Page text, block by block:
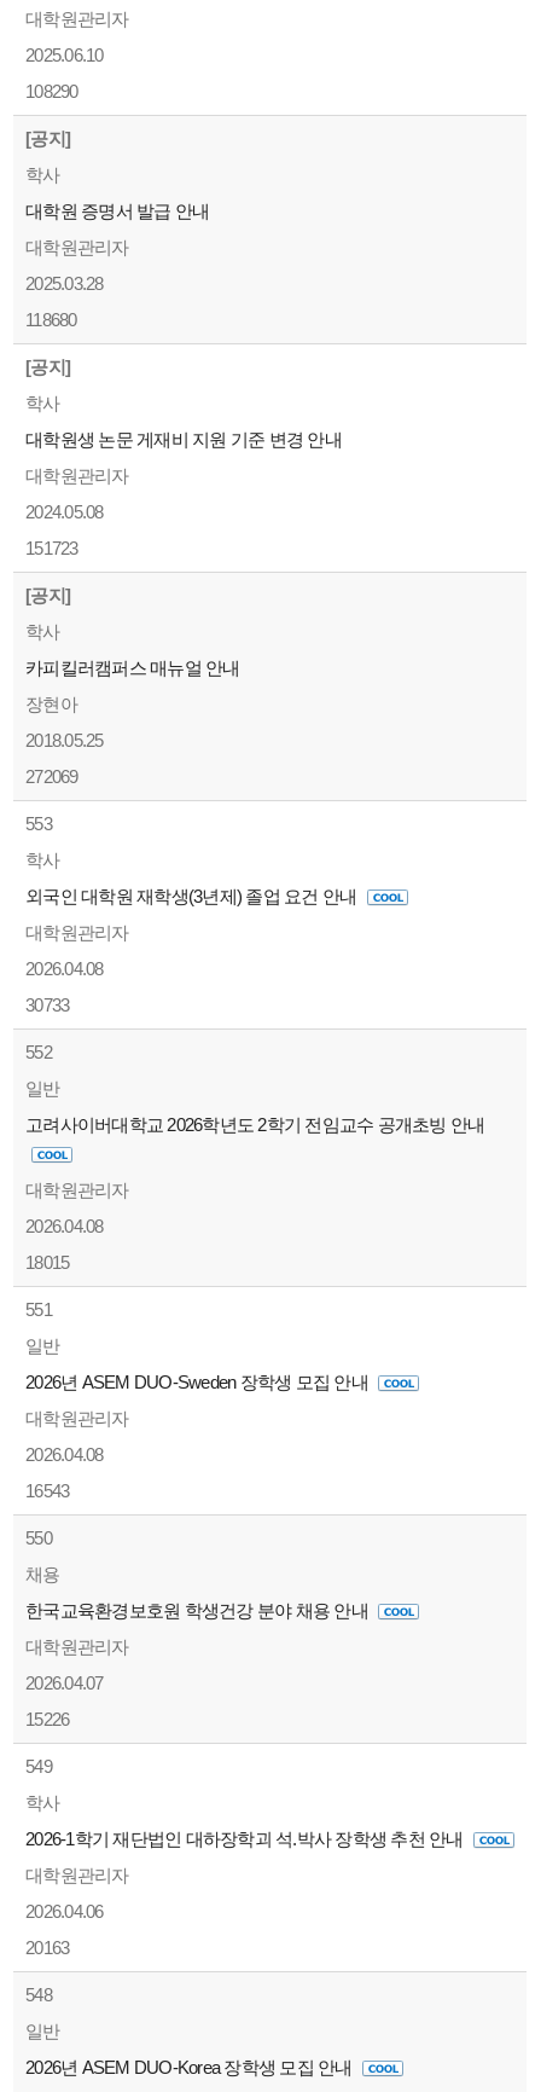
대학원관리자
2025.06.10
108290
[공지]
학사
대학원 증명서 발급 안내
대학원관리자
2025.03.28
118680
[공지]
학사
대학원생 논문 게재비 지원 기준 변경 안내
대학원관리자
2024.05.08
151723
[공지]
학사
카피킬러캠퍼스 매뉴얼 안내
장현아
2018.05.25
272069
553
학사
외국인 대학원 재학생(3년제) 졸업 요건 안내
대학원관리자
2026.04.08
30733
552
일반
고려사이버대학교 2026학년도 2학기 전임교수 공개초빙 안내
대학원관리자
2026.04.08
18015
551
일반
2026년 ASEM DUO-Sweden 장학생 모집 안내
대학원관리자
2026.04.08
16543
550
채용
한국교육환경보호원 학생건강 분야 채용 안내
대학원관리자
2026.04.07
15226
549
학사
2026-1학기 재단법인 대하장학괴 석.박사 장학생 추천 안내
대학원관리자
2026.04.06
20163
548
일반
2026년 ASEM DUO-Korea 장학생 모집 안내